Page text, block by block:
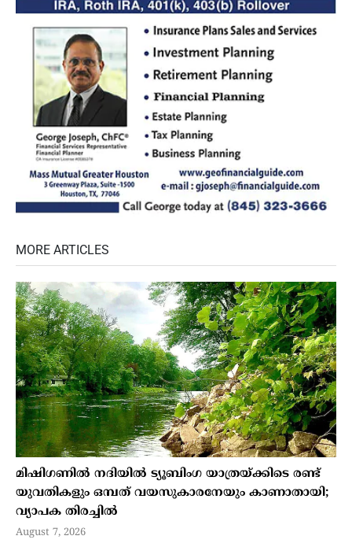
MORE ARTICLES
മിഷിഗണില്‍ നദിയില്‍ ട്യൂബിംഗ യാത്രയ്ക്കിടെ രണ്ട്
യുവതികളും ഒമ്പത് വയസുകാരനേയും കാണാതായി;
വ്യാപക തിരച്ചില്‍
August 7, 2026